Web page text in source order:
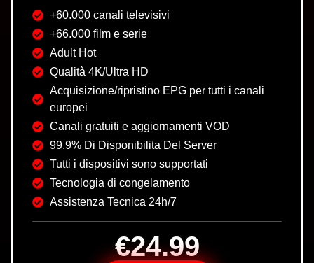
+60.000 canali televisivi
+66.000 film e serie
Adult Hot
Qualità 4K/Ultra HD
Acquisizione/ripristino EPG per tutti i canali
europei
Canali gratuiti e aggiornamenti VOD
99,9% Di Disponibilita Del Server
Tutti i dispositivi sono supportati
Tecnologia di congelamento
Assistenza Tecnica 24h/7
€24.99